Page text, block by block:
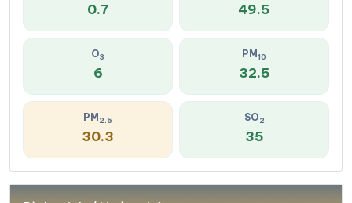
0.7 49.5
O3
6
PM 10
32.5
PM 2.5
30.3
SO2
35